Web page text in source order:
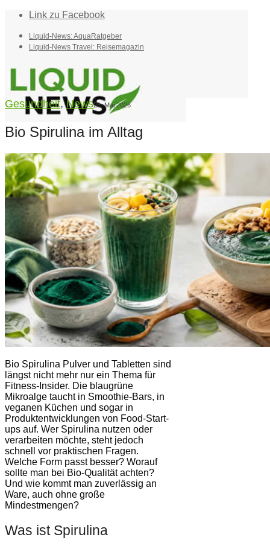
Link zu Facebook
Liquid-News: AquaRatgeber
Liquid-News Travel: Reisemagazin
Home
Suche
Menü Menü
Gesundheit,News28. Mai 2026
Bio Spirulina im Alltag
Bio Spirulina Pulver und Tabletten sind
längst nicht mehr nur ein Thema für
Fitness-Insider. Die blaugrüne
Mikroalge taucht in Smoothie-Bars, in
veganen Küchen und sogar in
Produktentwicklungen von Food-Start-
ups auf. Wer Spirulina nutzen oder
verarbeiten möchte, steht jedoch
schnell vor praktischen Fragen.
Welche Form passt besser? Worauf
sollte man bei Bio-Qualität achten?
Und wie kommt man zuverlässig an
Ware, auch ohne große
Mindestmengen?
Was ist Spirulina